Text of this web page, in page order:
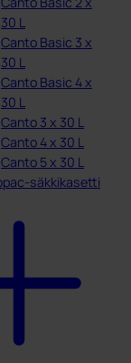
30 L
Canto Basic 3 x
30 L
Canto Basic 4 x
30 L
Canto 3 x 30 L
Canto 4 x 30 L
Canto 5 x 30 L
säkkikasetti